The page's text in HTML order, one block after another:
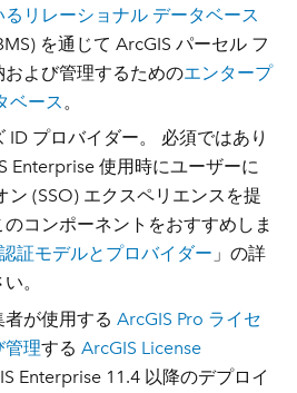
リレーショナル データベース
を通じて ArcGIS パーセル フ
および管理するためのエンタープ
ベース 。
ID プロバイダー。 必須ではあり
Enterprise 使用時にユーザーに
ン (SSO) エクスペリエンスを提
コンポーネントをおすすめしま
証モデルとプロバイダー 」の詳
。
者が使用するArcGIS Pro ライセ
管理するArcGIS License
Enterprise 11.4 以降のデプロイ